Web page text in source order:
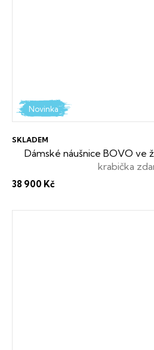
Novinka
Dámské náušnice BOVO ve
krabička
SKLADEM
38 900 Kč